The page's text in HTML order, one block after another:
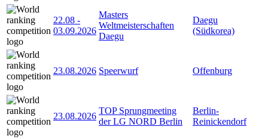
22.08 -
03.09.2026
Masters
Weltmeisterschaften
Daegu
Daegu
(Südkorea)
23.08.2026 Speerwurf Offenburg
23.08.2026
TOP Sprungmeeting
der LG NORD Berlin
Berlin-
Reinickendorf